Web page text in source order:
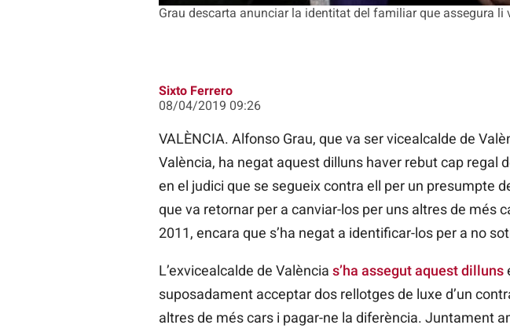
Grau descarta anunciar la identitat del familiar que assegura li
Sixto Ferrero
08/04/2019 09:26
VALÈNCIA. Alfonso Grau, que va ser vicealcalde de
València, ha negat aquest dilluns haver rebut cap regal
en el judici que se segueix contra ell per un presumpte
que va retornar per a canviar-los per uns altres de més
2011, encara que s’ha negat a identificar-los per a no
L’exvicealcalde de València s’ha assegut aquest dilluns
suposadament acceptar dos rellotges de luxe d’un
altres de més cars i pagar-ne la diferència. Juntament